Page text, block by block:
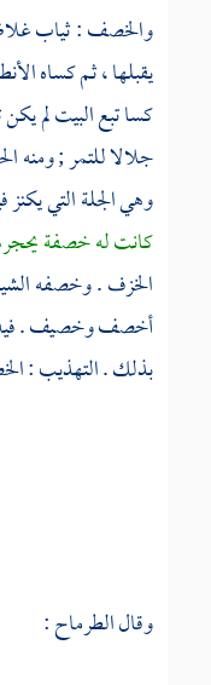
والخصف : ثياب
يقبلها ، ثم كساه
كسا تبع البيت لم يكن
جلالا للتمر ; ومنه
وهي الجلة التي
كانت له خصفة
الخزف . وخصفه
أخصف وخصيف . فيه
بذلك . التهذيب :
وقالالطرماح: